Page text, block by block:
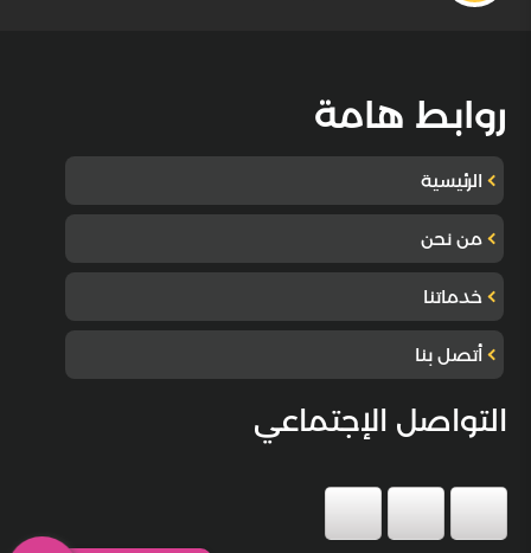
روابط هامة
الرئيسية
من نحن
خدماتنا
أتصل بنا
التواصل الإجتماعي